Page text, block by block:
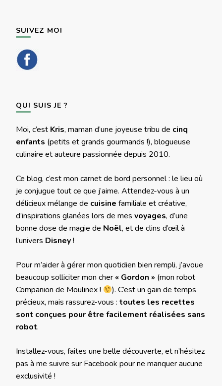
SUIVEZ MOI
QUI SUIS JE ?
Moi, c’est Kris, maman d’une joyeuse tribu de cinq
enfants (petits et grands gourmands !), blogueuse
culinaire et auteure passionnée depuis 2010.
Ce blog, c’est mon carnet de bord personnel : le lieu où
je conjugue tout ce que j’aime. Attendez-vous à un
délicieux mélange de cuisine familiale et créative,
d’inspirations glanées lors de mes voyages, d’une
bonne dose de magie de Noël, et de clins d’œil à
l’univers Disney!
Pour m’aider à gérer mon quotidien bien rempli, j’avoue
beaucoup solliciter mon cher « Gordon » (mon robot
Companion de Moulinex !
). C’est un gain de temps
précieux, mais rassurez-vous : toutes les recettes
sont conçues pour être facilement réalisées sans
robot.
Installez-vous, faites une belle découverte, et n’hésitez
pas à me suivre sur Facebook pour ne manquer aucune
exclusivité !